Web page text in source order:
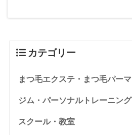
カテゴリー
まつ毛エクステ・まつ毛パーマ
ジム・パーソナルトレーニング
スクール・教室